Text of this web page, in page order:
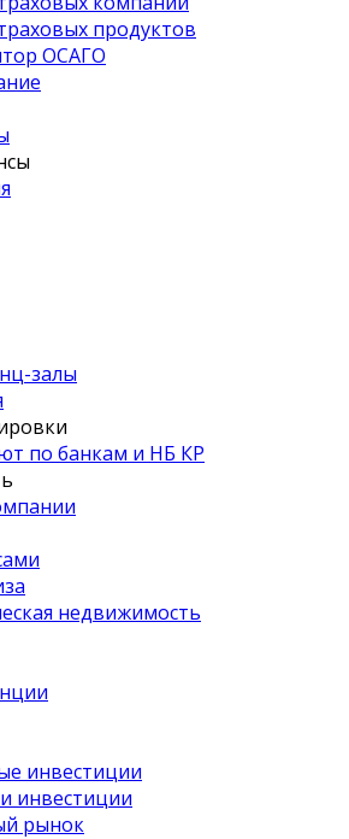
продуктов
ОСАГО
залы
по банкам и НБ КР
недвижимость
инвестиции
инвестиции
рынок